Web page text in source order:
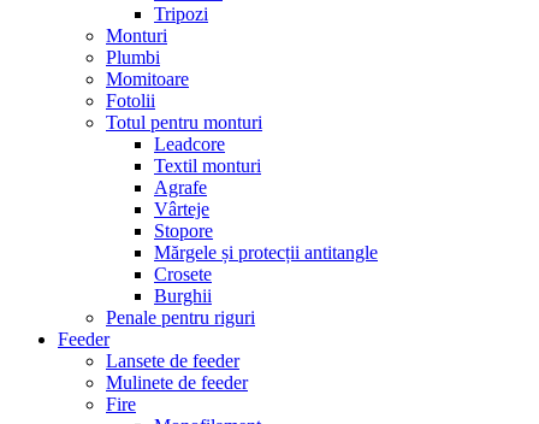
Tripozi
Monturi
Plumbi
Momitoare
Fotolii
Totul pentru monturi
Leadcore
Textil monturi
Agrafe
Vârteje
Stopore
Mărgele și protecții antitangle
Crosete
Burghii
Penale pentru riguri
Feeder
Lansete de feeder
Mulinete de feeder
Fire